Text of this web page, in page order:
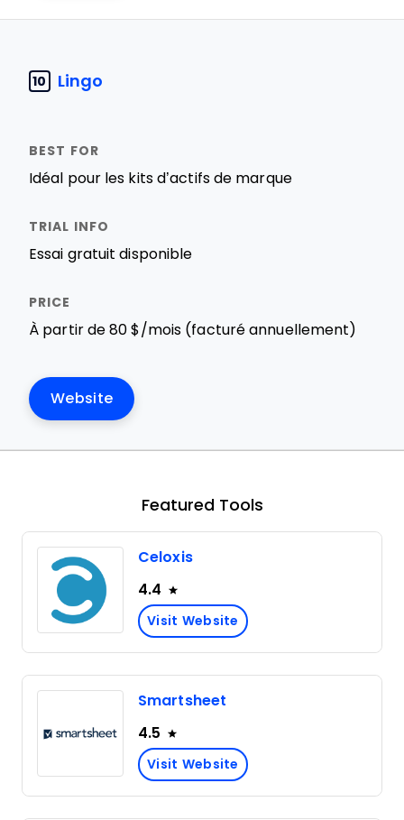
10 Lingo
Idéal pour les kits d’actifs de marque
Essai gratuit disponible
À partir de 80 $/mois (facturé annuellement)
Website
Featured Tools
Celoxis
4.4
Visit Website
Smartsheet
4.5
Visit Website